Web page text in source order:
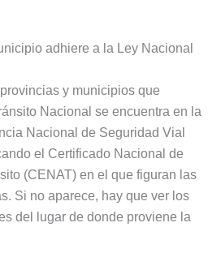
adhiere a la Ley Nacional
y municipios que
Nacional se encuentra en la
Nacional de Seguridad Vial
el Certificado Nacional de
(CENAT) en el que figuran las
Si no aparece, hay que ver los
del lugar de donde proviene la